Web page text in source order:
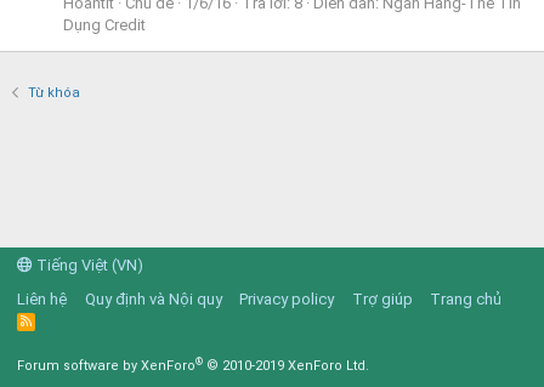
Dụng Credit
Từ khóa
Tiếng Việt (VN)
Liên hệ
Quy định và Nội quy Privacy policy Trợ giúp Trang chủ
R
S
Forum software by XenForo® © 2010-2019 XenForo Ltd.